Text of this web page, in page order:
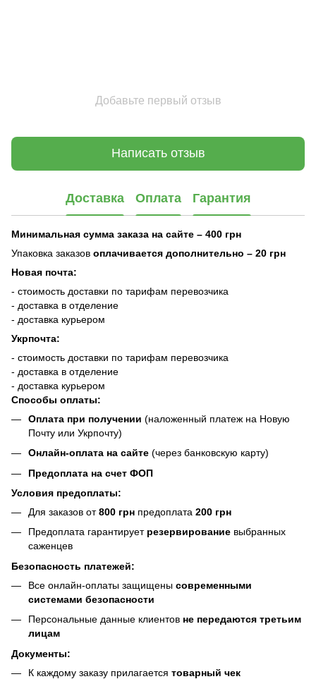
Добавьте первый отзыв
Написать отзыв
Доставка Оплата Гарантия
Минимальная сумма заказа на сайте – 400 грн
Упаковка заказов оплачивается дополнительно – 20 грн
Новая почта:
- стоимость доставки по тарифам перевозчика
- доставка в отделение
- доставка курьером
Укрпочта:
- стоимость доставки по тарифам перевозчика
- доставка в отделение
- доставка курьером
Способы оплаты:
Оплата при получении (наложенный платеж на Новую
Почту или Укрпочту)
Онлайн-оплата на сайте (через банковскую карту)
Предоплата на счет ФОП
Условия предоплаты:
Для заказов от800 грн предоплата 200 грн
Предоплата гарантирует резервирование выбранных
саженцев
Безопасность платежей:
Все онлайн-оплаты защищены современными
системами безопасности
Персональные данные клиентов не передаются третьим
лицам
Документы:
К каждому заказу прилагается товарный чек